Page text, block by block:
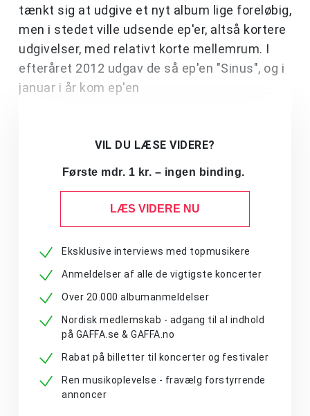
tænkt sig at udgive et nyt album lige foreløbig,
men i stedet ville udsende ep'er, altså kortere
udgivelser, med relativt korte mellemrum. I
efteråret 2012 udgav de så ep'en "Sinus", og i
januar i år kom ep'en
VIL DU LÆSE VIDERE?
Første mdr. 1 kr. – ingen binding.
LÆS VIDERE NU
Eksklusive interviews med topmusikere
Anmeldelser af alle de vigtigste koncerter
Over 20.000 albumanmeldelser
Nordisk medlemskab - adgang til al indhold
på GAFFA.se & GAFFA.no
Rabat på billetter til koncerter og festivaler
Ren musikoplevelse - fravælg forstyrrende
annoncer